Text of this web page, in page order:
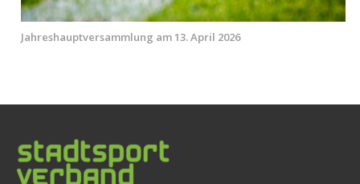
Jahreshauptversammlung am 13. April 2026